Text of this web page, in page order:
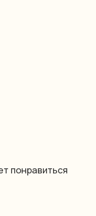
понравиться